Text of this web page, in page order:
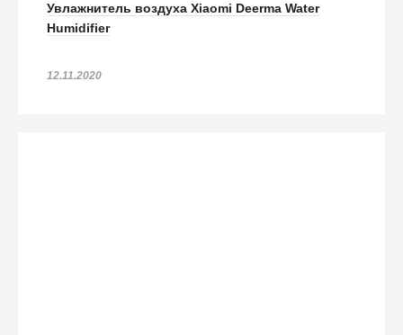
Увлажнитель воздуха Xiaomi Deerma Water
Humidifier
12.11.2020